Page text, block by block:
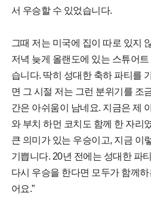
서 우승할 수 있었습니다.
그때 저는 미국에 집이 따로 있지
저녁 늦게 올랜도에 있는 스튜어
습니다. 딱히 성대한 축하 파티를
면 그 시절 저는 그런 분위기를 조
간은 아쉬움이 남네요. 지금은 제
와 부치 하먼 코치도 함께 한 자리
큰 의미가 있는 우승이고, 지금 이
기쁩니다. 20년 전에는 성대한 파
다시 우승을 한다면 모두가 함께
어요.”